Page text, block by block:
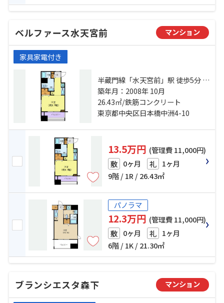
ベルファース水天宮前 マンション
家具家電付き
半蔵門線「水天宮前」駅 徒歩5分 都
営新宿線「浜町」駅 徒歩8分 日比谷
線「人形町」駅 徒歩10分
築年月：2008年 10月
26.43㎡/鉄筋コンクリート
東京都中央区日本橋中洲4-10
13.5万円 (管理費 11,000円)
敷 0ヶ月 礼 1ヶ月
9階 / 1R / 26.43㎡
パノラマ
12.3万円 (管理費 11,000円)
敷 0ヶ月 礼 1ヶ月
6階 / 1K / 21.30㎡
ブランシエスタ森下 マンション